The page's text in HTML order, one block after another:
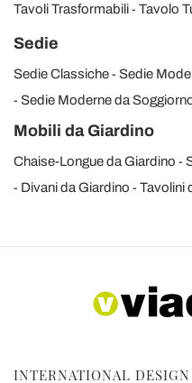
Tavoli Trasformabili
Tavolo
Sedie
Sedie Classiche
Sedie
Sedie Moderne da
Mobili da Giardino
Chaise-Longue da Giardino
Divani da Giardino
Tavolini
INTERNATIONAL